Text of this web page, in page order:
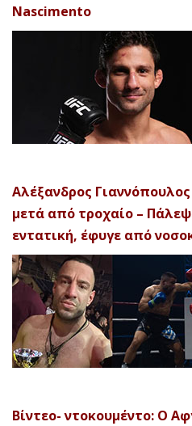
Nascimento
Αλέξανδρος
μετά από τροχαίο –
εντατική, έφυγε από
Βίντεο- ντοκουμέντο: Ο